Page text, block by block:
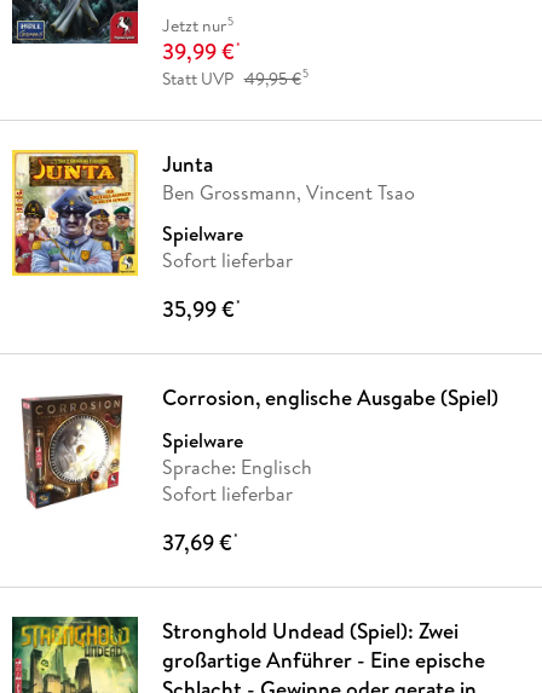
Jetzt nur5
39,99 €*
Statt UVP 49,95 €5
Junta
Ben Grossmann, Vincent Tsao
Spielware
Sofort lieferbar
35,99 €*
Corrosion, englische Ausgabe (Spiel)
Spielware
Sprache: Englisch
Sofort lieferbar
37,69 €*
Stronghold Undead (Spiel): Zwei
großartige Anführer - Eine epische